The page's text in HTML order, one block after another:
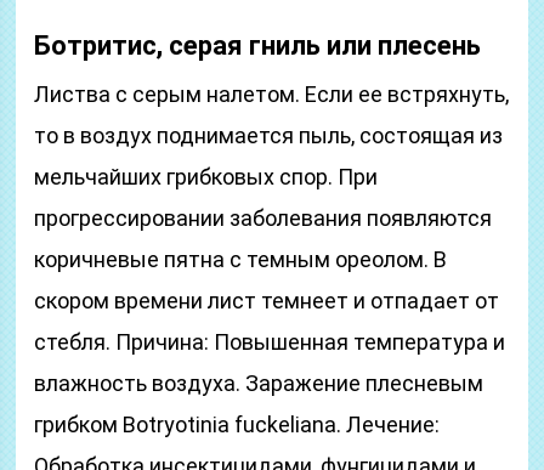
Ботритис, серая гниль или плесень
Листва с серым налетом. Если ее встряхнуть,
то в воздух поднимается пыль, состоящая из
мельчайших грибковых спор. При
прогрессировании заболевания появляются
коричневые пятна с темным ореолом. В
скором времени лист темнеет и отпадает от
стебля. Причина: Повышенная температура и
влажность воздуха. Заражение плесневым
грибком Botryotinia fuckeliana. Лечение: